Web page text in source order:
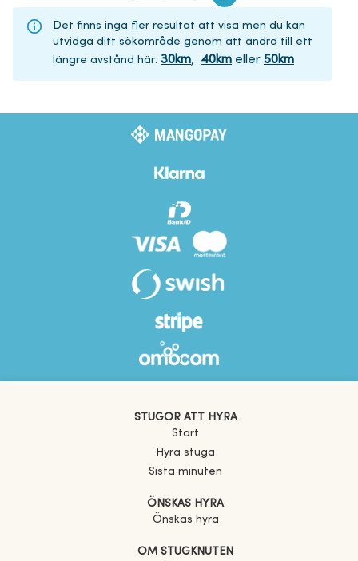
Det finns inga fler resultat att visa men du kan
utvidga ditt sökområde genom att ändra till ett
längre avstånd här: 30km, 40km eller 50km
STUGOR ATT HYRA
Start
Hyra stuga
Sista minuten
ÖNSKAS HYRA
Önskas hyra
OM STUGKNUTEN